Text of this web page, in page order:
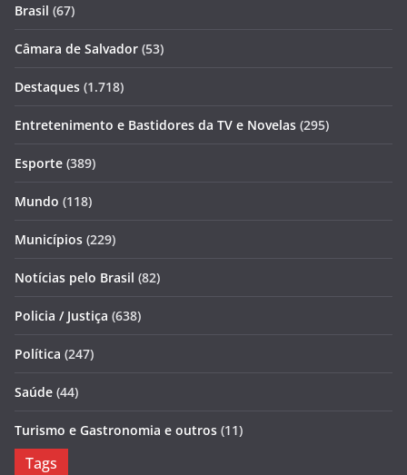
Brasil (67)
Câmara de Salvador (53)
Destaques (1.718)
Entretenimento e Bastidores da TV e Novelas (295)
Esporte (389)
Mundo (118)
Municípios (229)
Notícias pelo Brasil (82)
Policia / Justiça (638)
Política (247)
Saúde (44)
Turismo e Gastronomia e outros (11)
Tags